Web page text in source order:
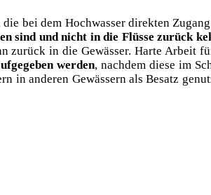
bei dem Hoch­was­ser direk­ten
sind und nicht in die Flüs­se zurück
zurück in die Gewäs­ser. Har­te Arbeit
wer­den, nach­dem die­se im
in ande­ren Gewäs­sern als Besatz